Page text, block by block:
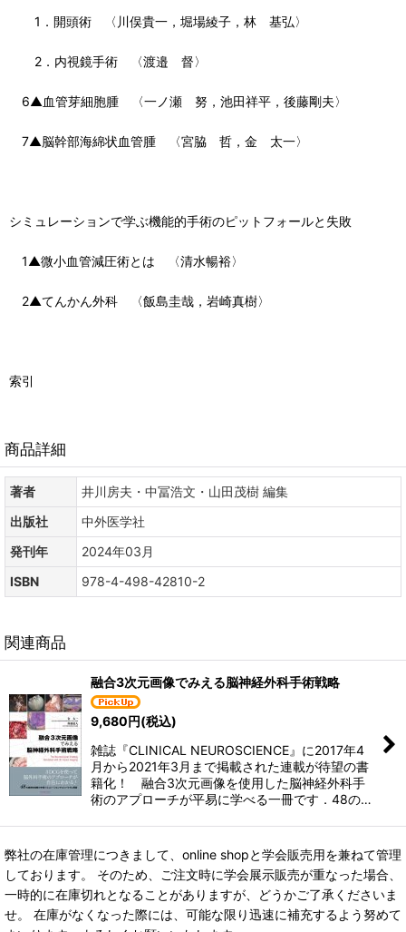
1．開頭術 〈川俣貴一，堀場綾子，林 基弘〉
2．内視鏡手術 〈渡邉 督〉
6▲血管芽細胞腫 〈一ノ瀬 努，池田祥平，後藤剛夫〉
7▲脳幹部海綿状血管腫 〈宮脇 哲，金 太一〉
シミュレーションで学ぶ機能的手術のピットフォールと失敗
1▲微小血管減圧術とは 〈清水暢裕〉
2▲てんかん外科 〈飯島圭哉，岩崎真樹〉
索引
商品詳細
著者
井川房夫・中冨浩文・山田茂樹 編集
出版社
中外医学社
発刊年
2024年03月
ISBN
978-4-498-42810-2
関連商品
融合3次元画像でみえる脳神経外科手術戦略
9,680円(税込)
雑誌『CLINICAL NEUROSCIENCE』に2017年4
月から2021年3月まで掲載された連載が待望の書
籍化！ 融合3次元画像を使用した脳神経外科手
術のアプローチが平易に学べる一冊です．48の…
弊社の在庫管理につきまして、online shopと学会販売用を兼ねて管理
しております。 そのため、ご注文時に学会展示販売が重なった場合、
一時的に在庫切れとなることがありますが、どうかご了承くださいま
せ。 在庫がなくなった際には、可能な限り迅速に補充するよう努めて